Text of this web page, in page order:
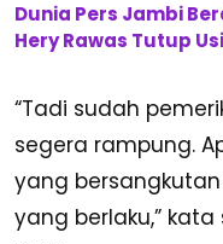
Dunia Pers Jambi
Hery Rawas Tutup
“Tadi sudah
segera rampung.
yang
yang berlaku,”